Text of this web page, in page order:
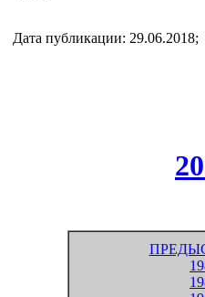
Дата публикации: